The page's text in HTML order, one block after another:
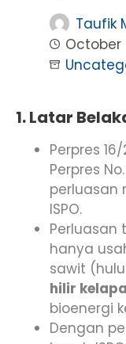
Taufik
October
1. Latar
Perpres
Perpres
perluasan
ISPO.
Perluasan
hanya
sawit
hilir
bioenergi
Dengan